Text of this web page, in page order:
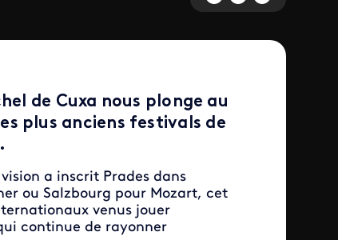
de Cuxa nous plonge au
plus anciens festivals de
a inscrit Prades dans
ou Salzbourg pour Mozart, cet
venus jouer
continue de rayonner